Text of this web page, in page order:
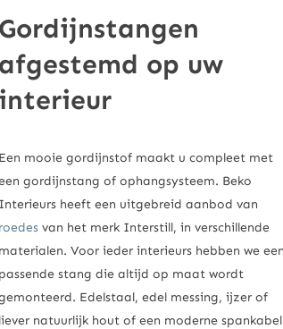
Gordijnstangen
afgestemd op uw
interieur
Een mooie gordijnstof maakt u compleet met
gordijnstang of ophangsysteem. Beko
Interieurs heeft een uitgebreid aanbod van
roedes van het merk Interstill, in verschillende
materialen. Voor ieder interieurs hebben we een
passende stang die altijd op maat wordt
Edelstaal, edel messing, ijzer of
liever natuurlijk hout of een moderne